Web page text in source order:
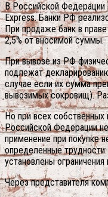
В Российской Федерации
Express. Банки РФ
При продаже банк в
2,5% от вносимой суммы.
При вывозе из РФ
подлежат
случае если их сумма
вывозимых сокровищ).
Но при всех
Российской Федерации
применение при покупке
определенные
установлены
Через представителя